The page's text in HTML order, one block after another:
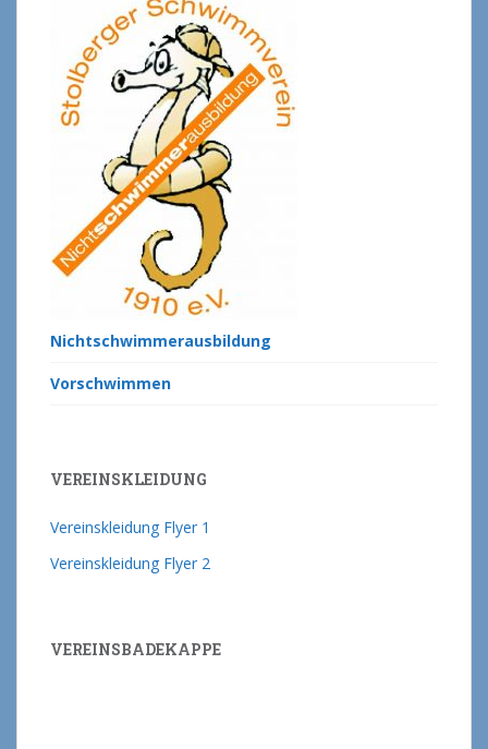
Nichtschwimmerausbildung
Vorschwimmen
VEREINSKLEIDUNG
Vereinskleidung Flyer 1
Vereinskleidung Flyer 2
VEREINSBADEKAPPE